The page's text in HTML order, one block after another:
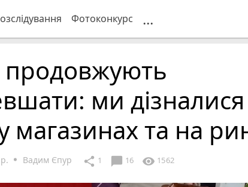
Фотоконкурс ...
ми дізналися
магазинах та на
Вадим Єпур share 1 chat_bubble 16 visibility 1562